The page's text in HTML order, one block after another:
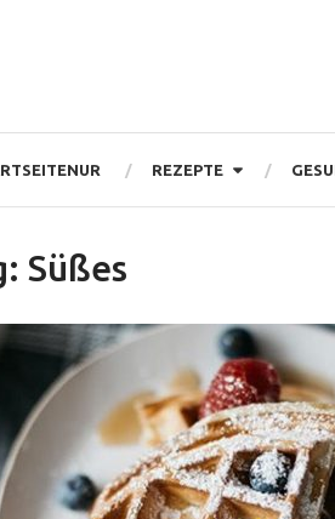
REZEPTE
Süßes